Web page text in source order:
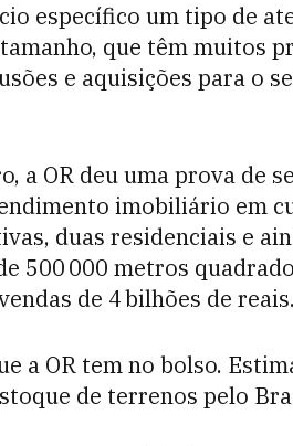
específico um tipo de
que têm muitos
e aquisições para o
a OR deu uma prova de
imobiliário em
duas residenciais e
500 000 metros
de 4 bilhões de reais.
a OR tem no bolso.
de terrenos pelo